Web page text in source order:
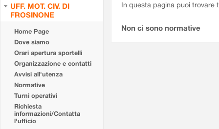
UFF. MOT. CIV. DI
FROSINONE
Home Page
Dove siamo
Orari apertura sportelli
Organizzazione e contatti
Avvisi all'utenza
Normative
Turni operativi
Richiesta
informazioni/Contatta
l'ufficio
In questa pagina puoi
Non ci sono normative